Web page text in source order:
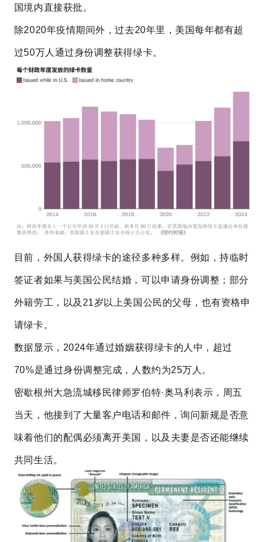
国境内直接获批。
除2020年疫情期间外，过去20年里，美国每年都有超
过50万人通过身份调整获得绿卡。
目前，外国人获得绿卡的途径多种多样。例如，持临时
签证者如果与美国公民结婚，可以申请身份调整；部分
外籍劳工，以及21岁以上美国公民的父母，也有资格申
请绿卡。
数据显示，2024年通过婚姻获得绿卡的人中，超过
70%是通过身份调整完成，人数约为25万人。
密歇根州大急流城移民律师罗伯特·奥马利表示，周五
当天，他接到了大量客户电话和邮件，询问新规是否意
味着他们的配偶必须离开美国，以及夫妻是否还能继续
共同生活。